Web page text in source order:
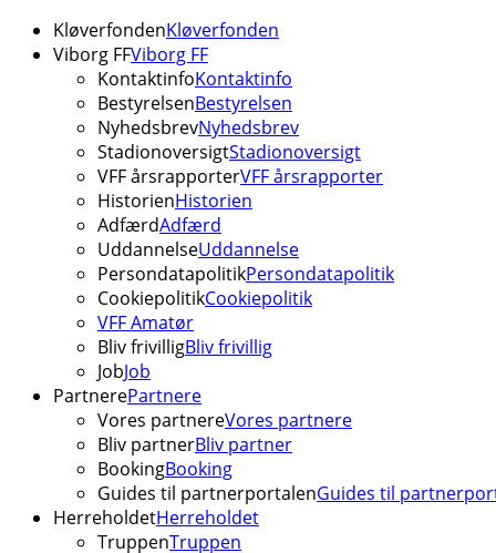
KløverfondenKløverfonden
Viborg FFViborg FF
KontaktinfoKontaktinfo
BestyrelsenBestyrelsen
NyhedsbrevNyhedsbrev
StadionoversigtStadionoversigt
VFF årsrapporterVFF årsrapporter
HistorienHistorien
AdfærdAdfærd
UddannelseUddannelse
PersondatapolitikPersondatapolitik
CookiepolitikCookiepolitik
VFF Amatør
Bliv frivilligBliv frivillig
JobJob
PartnerePartnere
Vores partnereVores partnere
Bliv partnerBliv partner
BookingBooking
Guides til partnerportalenGuides til
HerreholdetHerreholdet
TruppenTruppen